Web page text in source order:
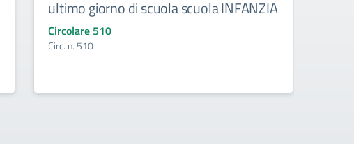
ultimo giorno di scuola scuola INFANZIA
Circolare 510
Circ. n. 510